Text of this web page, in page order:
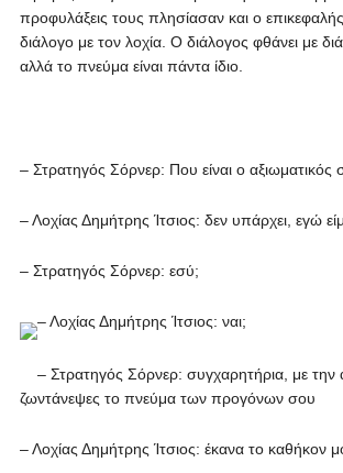
προφυλάξεις τους πλησίασαν και ο
διάλογο με τον λοχία. Ο διάλογος φθάνει με
αλλά το πνεύμα είναι πάντα ίδιο.
– Στρατηγός Σόρνερ: Που είναι ο αξιωματικός
– Λοχίας Δημήτρης Ίτσιος: δεν υπάρχει, εγώ
– Στρατηγός Σόρνερ: εσύ;
– Λοχίας Δημήτρης Ίτσιος: ναι;
– Στρατηγός Σόρνερ: συγχαρητήρια, με την
ζωντάνεψες το πνεύμα των προγόνων σου
– Λοχίας Δημήτρης Ίτσιος: έκανα το καθήκον